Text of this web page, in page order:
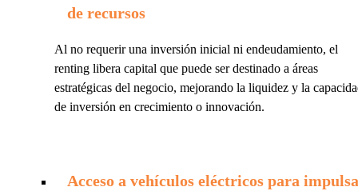
de recursos
Al no requerir una inversión inicial ni endeudamiento, el
renting libera capital que puede ser destinado a áreas
estratégicas del negocio, mejorando la liquidez y la
de inversión en crecimiento o innovación.
Acceso a vehículos eléctricos para